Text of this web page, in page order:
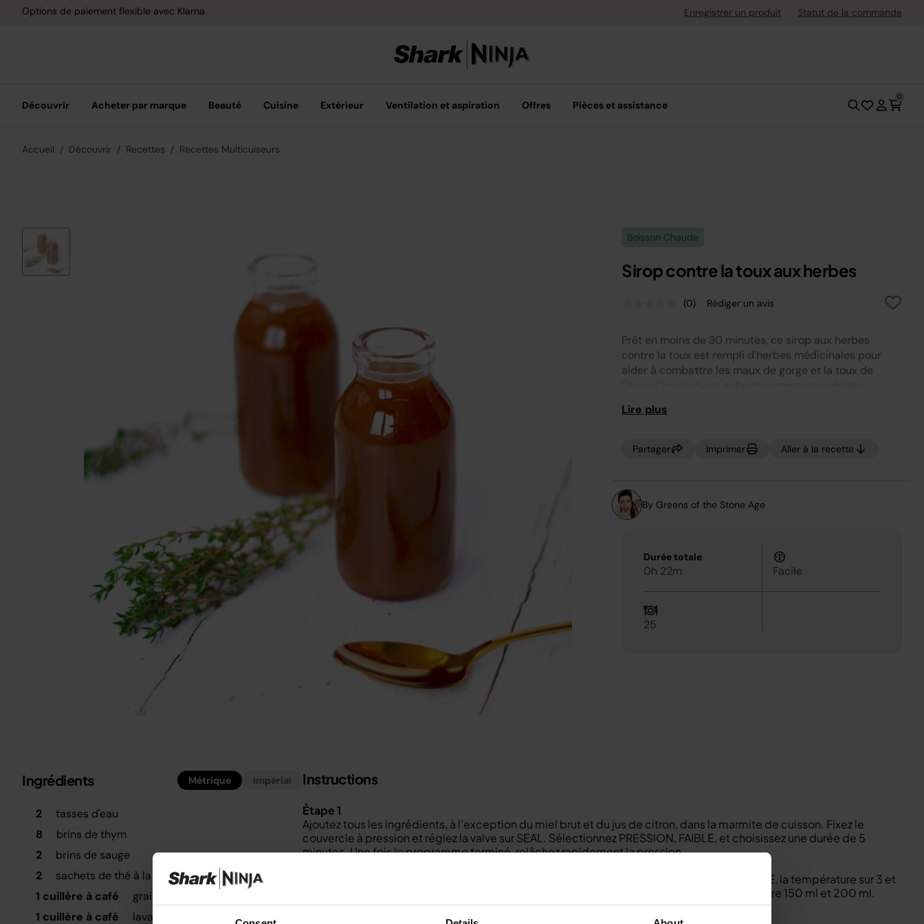
Options de paiement flexible avec Klarna Livraison gratuite dès 40 € d'achatEnregistrer un produit Statut de la commande
Découvrir Acheter par marque Beauté Cuisine Extérieur Ventilation et aspiration Offres Pièces et assistance
0
Accueil Découvrir Recettes Recettes Multicuiseurs
Boisson Chaude
Sirop contre la toux aux herbes
Aucune
notation.
Lien
sur
la
(0) Rédiger un avis
Prêt en moins de 30 minutes, ce sirop aux herbes
contre la toux est rempli d'herbes médicinales pour
aider à combattre les maux de gorge et la toux de
Lire plus
Partager Imprimer Aller à la recette
By Greens of the Stone Age
Durée totale
0h 22m Facile
25
Ingrédients Métrique Impérial
2
tasses d'eau
8
brins de thym
2
brins de sauge
2
sachets de thé à la menthe poivrée
1 cuillère à café
graines de fenouil
1 cuillère à café
lavande séchée
Instructions
Étape 1
Ajoutez tous les ingrédients, à l'exception du miel brut et du jus de citron, dans la marmite de cuisson. Fixez le
couvercle à pression et réglez la valve sur SEAL. Sélectionnez PRESSION, FAIBLE, et choisissez une durée de 5
minutes. Une fois le programme terminé, relâchez rapidement la pression.
Une fois que la valve s'enfonce, retirez soigneusement le couvercle. Réglez sur SEAR/SAUTE, la température sur 3 et
faites cuire pendant 5 à 8 minutes. Le mélange doit être réduit à une quantité comprise entre 150 ml et 200 ml.
Filtrez dans une cruche à mesurer et jetez toutes les herbes et épices.